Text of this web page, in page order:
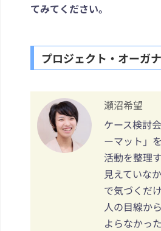
てみてください。
プロジェクト・オーガ
瀬沼希望
ケース検討
ーマット」
活動を整理
見えていな
で気づくだ
人の目線か
よらなかっ